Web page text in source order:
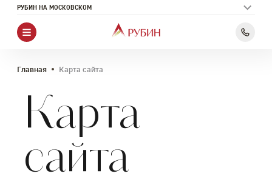
РУБИН НА МОСКОВСКОМ
Главная Карта сайта
Карта
сайта